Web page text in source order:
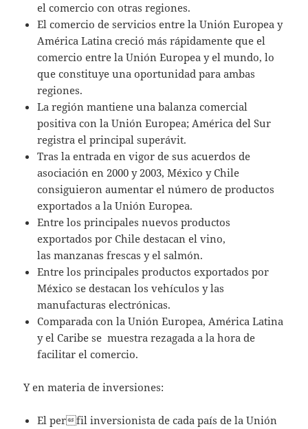
el comercio con otras regiones.
El comercio de servicios entre la Unión Europea y
América Latina creció más rápidamente que el
comercio entre la Unión Europea y el mundo, lo
que constituye una oportunidad para ambas
regiones.
La región mantiene una balanza comercial
positiva con la Unión Europea; América del Sur
registra el principal superávit.
Tras la entrada en vigor de sus acuerdos de
asociación en 2000 y 2003, México y Chile
consiguieron aumentar el número de productos
exportados a la Unión Europea.
Entre los principales nuevos productos
exportados por Chile destacan el vino,
las manzanas frescas y el salmón.
Entre los principales productos exportados por
México se destacan los vehículos y las
manufacturas electrónicas.
Comparada con la Unión Europea, América Latina
y el Caribe se muestra rezagada a la hora de
facilitar el comercio.
Y en materia de inversiones:
El perfil inversionista de cada país de la Unión